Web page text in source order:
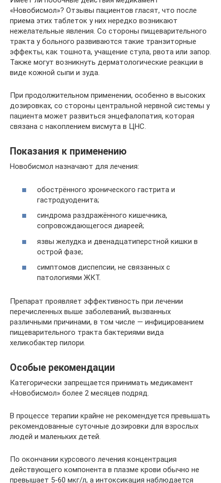
«Новобисмол»? Отзывы пациентов гласят, что после
приема этих таблеток у них нередко возникают
нежелательные явления. Со стороны пищеварительного
тракта у больного развиваются такие транзиторные
эффекты, как тошнота, учащение стула, рвота или запор.
Также могут возникнуть дерматологические реакции в
виде кожной сыпи и зуда.
При продолжительном применении, особенно в высоких
дозировках, со стороны центральной нервной системы у
пациента может развиться энцефалопатия, которая
связана с накоплением висмута в ЦНС.
Показания к применению
Новобисмол назначают для лечения:
обострённого хронического гастрита и
гастродуоденита;
синдрома раздражённого кишечника,
сопровождающегося диареей;
язвы желудка и двенадцатиперстной кишки в
острой фазе;
симптомов диспепсии, не связанных с
патологиями ЖКТ.
Препарат проявляет эффективность при лечении
перечисленных выше заболеваний, вызванных
различными причинами, в том числе — инфицированием
пищеварительного тракта бактериями вида
хеликобактер пилори.
Особые рекомендации
Категорически запрещается принимать медикамент
«Новобисмол» более 2 месяцев подряд.
В процессе терапии крайне не рекомендуется превышать
рекомендованные суточные дозировки для взрослых
людей и маленьких детей.
По окончании курсового лечения концентрация
действующего компонента в плазме крови обычно не
превышает 5-60 мкг/л, а интоксикация наблюдается